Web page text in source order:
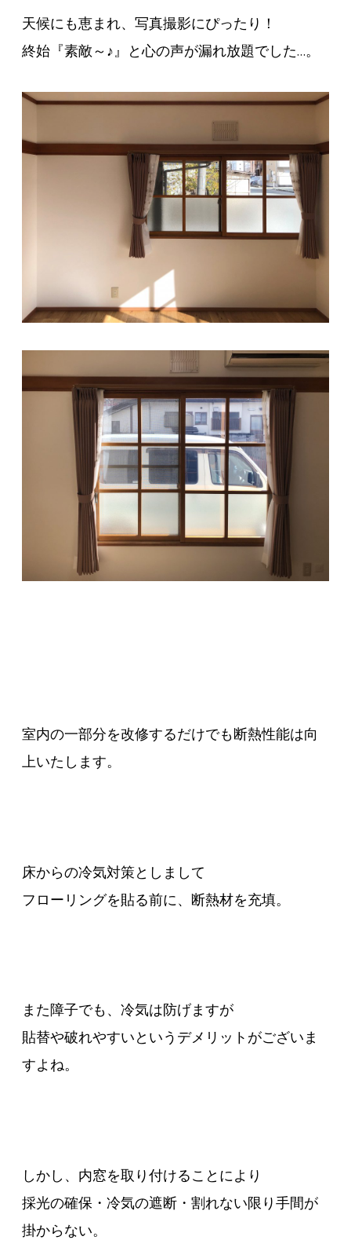
天候にも恵まれ、写真撮影にぴったり！
終始『素敵～♪』と心の声が漏れ放題でした…。
室内の一部分を改修するだけでも断熱性能は向
上いたします。
床からの冷気対策としまして
フローリングを貼る前に、断熱材を充填。
また障子でも、冷気は防げますが
貼替や破れやすいというデメリットがございま
すよね。
しかし、内窓を取り付けることにより
採光の確保・冷気の遮断・割れない限り手間が
掛からない。